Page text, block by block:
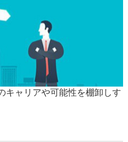
キャリアや可能性を棚卸しす